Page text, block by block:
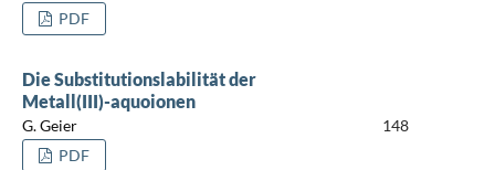
PDF
Die Substitutionslabilität der
Metall(III)-aquoionen
G. Geier
148
PDF